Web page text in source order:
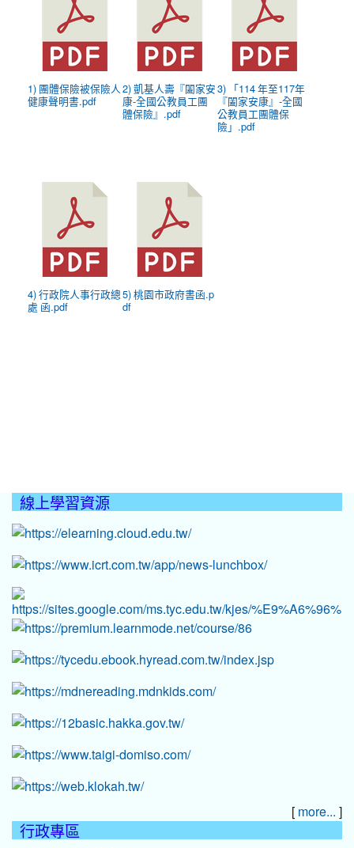
1) 團體保險被保險人
健康聲明書.pdf
2) 凱基人壽『闔家安
康-全國公教員工團
體保險』.pdf
3) 「114 年至117年
『闔家安康』-全國
公教員工團體保
險」.pdf
4) 行政院人事行政總
處 函.pdf
5) 桃園市政府書函.p
df
線上學習資源
[ more... ]
行政專區